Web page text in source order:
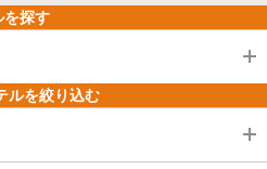
を探す
ルを絞り込む